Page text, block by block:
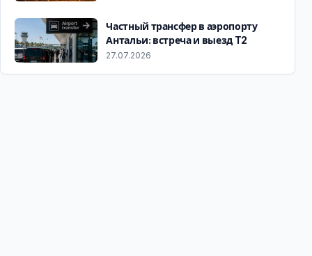
Частный трансфер в аэропорту
Антальи: встреча и выезд T2
27.07.2026